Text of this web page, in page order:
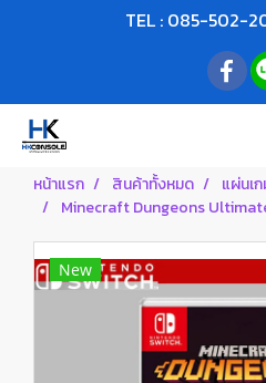
TEL : 085-502-
หน้าแรก สินค้าทั้งหมด
แผ่นเ
Minecraft Dungeons
New